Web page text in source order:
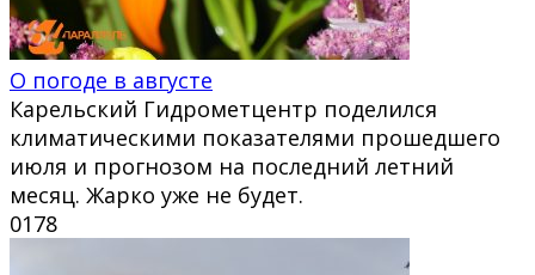
О погоде в августе
Карельский Гидрометцентр поделился
климатическими показателями прошедшего
июля и прогнозом на последний летний
месяц. Жарко уже не будет.
0178